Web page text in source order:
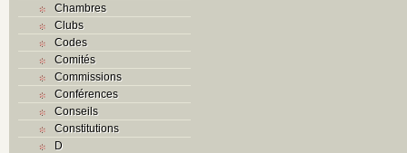
Chambres
Clubs
Codes
Comités
Commissions
Conférences
Conseils
Constitutions
D